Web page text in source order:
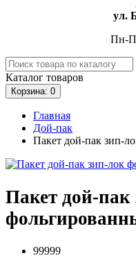
ул.
Пн-
Каталог товаров
Корзина: 0
Главная
Дой-пак
Пакет дой-пак зип-
Пакет дой-пак
99999